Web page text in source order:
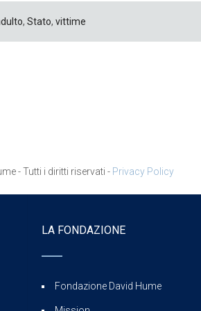
, Stato, vittime
- Tutti i diritti riservati - Privacy Policy
LA FONDAZIONE
Fondazione David Hume